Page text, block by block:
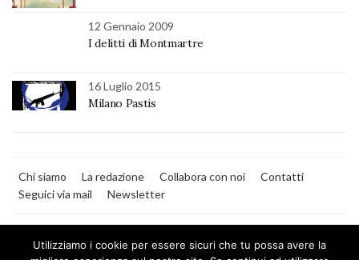
12 Gennaio 2009
I delitti di Montmartre
16 Luglio 2015
Milano Pastis
Chi siamo La redazione Collabora con noi
Contatti
Seguici via mail
Newsletter
Utilizziamo i cookie per essere sicuri che tu possa avere la